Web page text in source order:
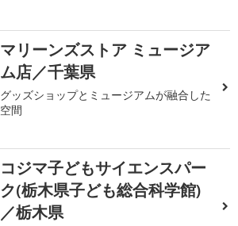
マリーンズストア ミュージア
ム店／千葉県
グッズショップとミュージアムが融合した
空間
コジマ子どもサイエンスパー
ク(栃木県子ども総合科学館)
／栃木県